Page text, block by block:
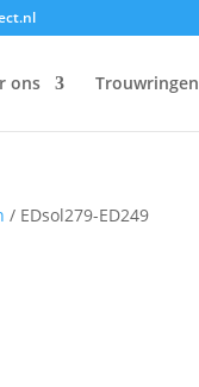
ons Trouwringen
/ EDsol279-ED249